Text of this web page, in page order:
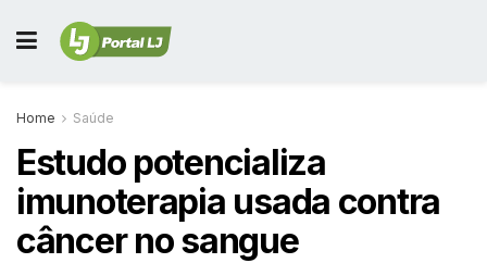
Home Saúde
Estudo potencializa
imunoterapia usada contra
câncer no sangue